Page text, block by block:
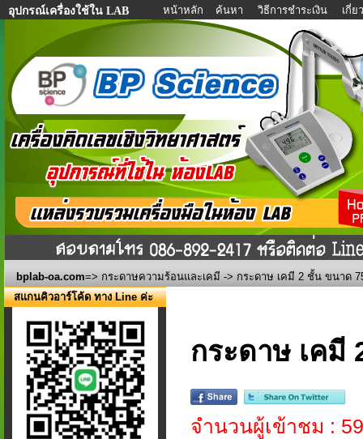
อุปกรณ์เครื่องใช้ใน LAB หน้าหลัก ค้นหา วิธีการชำระเงิน เกี่ย
bplab-oa.com=> กระดาษความร้อนและเคมี -> กระดาษ เคมี 2 ชั้น ขนาด
สแกนคิวอาร์โค้ด ทาง Line ค่ะ
กระดาษ เคมี
จำนวนผู้เข้าชม :